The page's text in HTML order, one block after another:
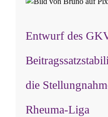
Entwurf des
die
Rheuma-Liga